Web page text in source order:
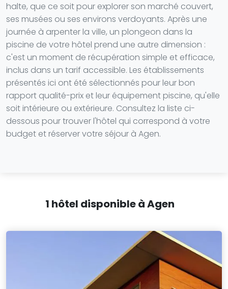
halte, que ce soit pour explorer son marché couvert,
ses musées ou ses environs verdoyants. Après une
journée à arpenter la ville, un plongeon dans la
piscine de votre hôtel prend une autre dimension :
c'est un moment de récupération simple et efficace,
inclus dans un tarif accessible. Les établissements
présentés ici ont été sélectionnés pour leur bon
rapport qualité-prix et leur équipement piscine, qu'elle
soit intérieure ou extérieure. Consultez la liste ci-
dessous pour trouver l'hôtel qui correspond à votre
budget et réserver votre séjour à Agen.
1 hôtel disponible à Agen